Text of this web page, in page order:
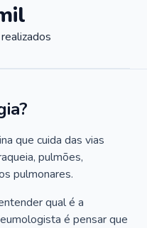
que cuida das vias
pulmões,
pulmonares.
qual é a
é pensar que